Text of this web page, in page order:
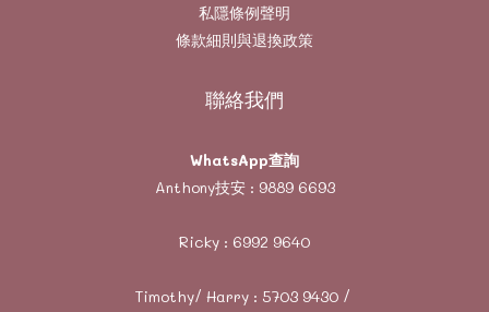
私隱條例聲明
條款細則與退換政策
聯絡我們
WhatsApp查詢
Anthony技安 : 9889 6693
Ricky : 6992 9640
Timothy/ Harry : 5703 9430/